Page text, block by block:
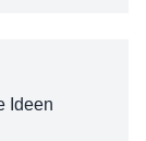
Ideen